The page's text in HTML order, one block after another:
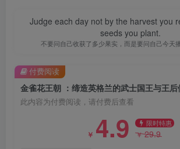
Judge each day not by the harvest you
seeds you plant.
不要问自己收获了多少果实，而是要问自己今天
此内容为付费阅读，请付费后查看
￥ 4.9 限时特惠
￥29.9
付费阅读